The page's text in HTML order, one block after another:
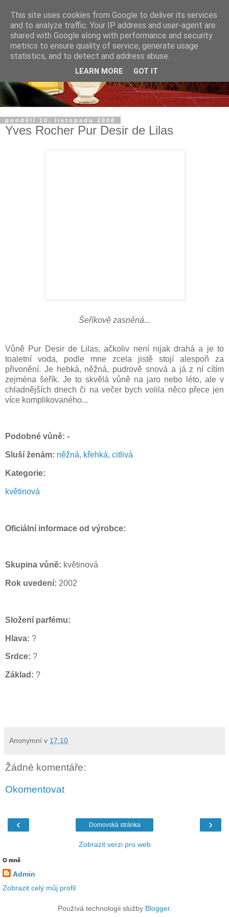
pondělí 10. listopadu 2008
Yves Rocher Pur Desir de Lilas
Šeříkově zasněná...
Vůně Pur Desir de Lilas, ačkoliv není nijak drahá a je to
toaletní voda, podle mne zcela jistě stojí alespoň za
přivonění. Je hebká, něžná, pudrově snová a já z ní cítím
zejména šeřík. Je to skvělá vůně na jaro nebo léto, ale v
chladnějších dnech či na večer bych volila něco přece jen
více komplikovaného...
Podobné vůně: -
Sluší ženám: něžná, křehká, citlivá
Kategorie:
květinová
Oficiální informace od výrobce:
Skupina vůně: květinová
Rok uvedení: 2002
Složení parfému:
Hlava: ?
Srdce: ?
Základ: ?
Anonymní v 17:10
Žádné komentáře:
Okomentovat
‹ ›
Domovská stránka
Zobrazit verzi pro web
O mně
Admin
Zobrazit celý můj profil
Používá technologii služby Blogger.
This site uses cookies from Google to deliver its services
and to analyze traffic. Your IP address and user-agent are
shared with Google along with performance and security
metrics to ensure quality of service, generate usage
statistics, and to detect and address abuse.
LEARN MORE GOT IT